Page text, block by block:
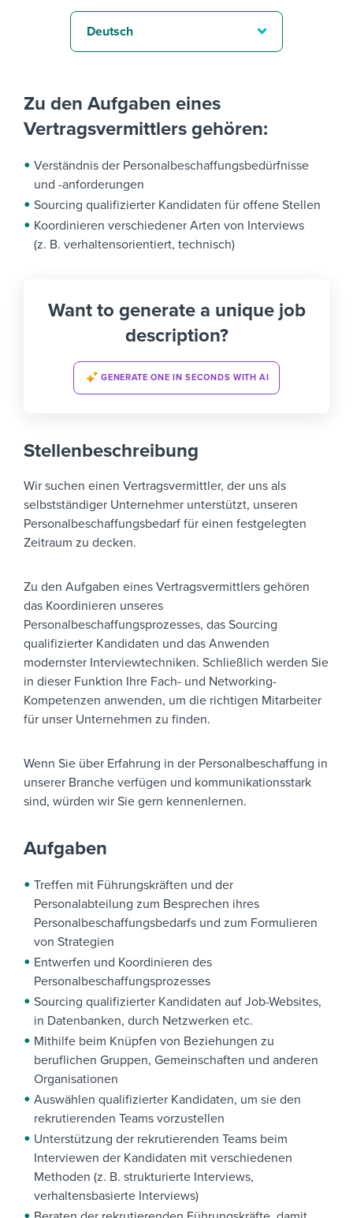
Zu den Aufgaben eines
Vertragsvermittlers gehören:
Verständnis der Personalbeschaffungsbedürfnisse
und -anforderungen
Sourcing qualifizierter Kandidaten für offene Stellen
Koordinieren verschiedener Arten von Interviews
(z. B. verhaltensorientiert, technisch)
Want to generate a unique job
description?
GENERATE ONE IN SECONDS WITH AI
Stellenbeschreibung
Wir suchen einen Vertragsvermittler, der uns als
selbstständiger Unternehmer unterstützt, unseren
Personalbeschaffungsbedarf für einen festgelegten
Zeitraum zu decken.
Zu den Aufgaben eines Vertragsvermittlers gehören
das Koordinieren unseres
Personalbeschaffungsprozesses, das Sourcing
qualifizierter Kandidaten und das Anwenden
modernster Interviewtechniken. Schließlich werden Sie
in dieser Funktion Ihre Fach- und Networking-
Kompetenzen anwenden, um die richtigen Mitarbeiter
für unser Unternehmen zu finden.
Wenn Sie über Erfahrung in der Personalbeschaffung in
unserer Branche verfügen und kommunikationsstark
sind, würden wir Sie gern kennenlernen.
Aufgaben
Treffen mit Führungskräften und der
Personalabteilung zum Besprechen ihres
Personalbeschaffungsbedarfs und zum Formulieren
von Strategien
Entwerfen und Koordinieren des
Personalbeschaffungsprozesses
Sourcing qualifizierter Kandidaten auf Job-Websites,
in Datenbanken, durch Netzwerken etc.
Mithilfe beim Knüpfen von Beziehungen zu
beruflichen Gruppen, Gemeinschaften und anderen
Organisationen
Auswählen qualifizierter Kandidaten, um sie den
rekrutierenden Teams vorzustellen
Unterstützung der rekrutierenden Teams beim
Interviewen der Kandidaten mit verschiedenen
Methoden (z. B. strukturierte Interviews,
verhaltensbasierte Interviews)
Deutsch